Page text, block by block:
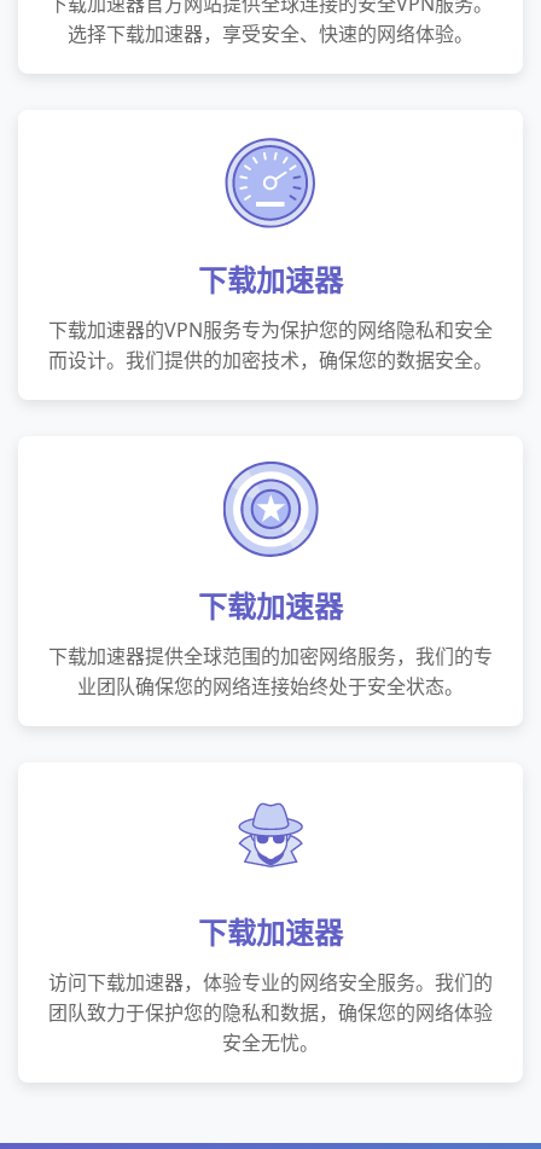
选择下载加速器，享受安全、快速的网络体验。
下载加速器
下载加速器的VPN服务专为保护您的网络隐私和安全
而设计。我们提供的加密技术，确保您的数据安全。
下载加速器
下载加速器提供全球范围的加密网络服务，我们的专
业团队确保您的网络连接始终处于安全状态。
下载加速器
访问下载加速器，体验专业的网络安全服务。我们的
团队致力于保护您的隐私和数据，确保您的网络体验
安全无忧。